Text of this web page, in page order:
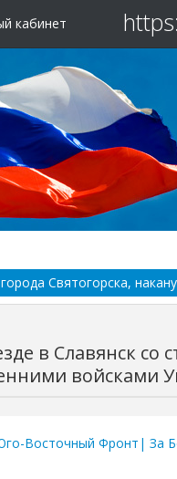
кабинет
Святогорска,
в Славянск со
войсками
Восточный Фронт| За